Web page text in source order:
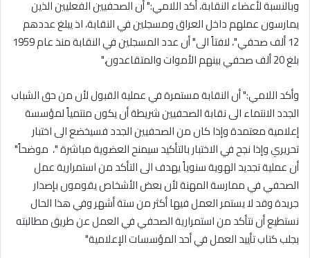
وبالنسبة لأعضاء النقابة، أكد اللامي:" أن الصحفيين الفعليين الذين
يمارسون عملهم داخل العراق ومسجلين في النقابة، اذ يبلغ عددهم
12 ألف صحفي"، لافتاً الى" أن عدد المسجلين في النقابة منذ عام 1959
بلغ 20 ألف صحفي بينهم الأموات والمتقاعدون
".
وأكد اللامي:" أن النقابة مستمرة في عملية القبول لأن من حق الشباب
الجدد الانتماء الى نقابة الصحفيين شريطة أن يكون منتمياً لمؤسسة
إعلامية معتمدة وإذا كان من الصحفيين الجدد فسيخضع الى اختبار
تحريري وإذا نجح في الاختبار بالتأكيد سيمنح العضوية مباشرة "، موضحاً"
أن عملية تجديد الهوية سنوياً يهدف الى التأكد من استمرارية عمل
الصحفي في ممارسة المهنة لأن بعض الأشخاص يقومون بإصدار
جريدة وقد لا يستمر العمل فيها أكثر من ستة أشهر وفي هذا الحال
نستطيع أن نتأكد من استمرارية الصحفي في العمل عن طريق مطالبته
بجلب كتاب تأييد العمل في أحد المؤسسات الإعلامية"